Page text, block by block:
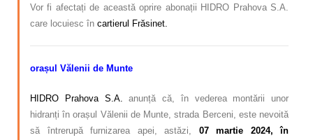
Vor fi afectați de această oprire abonații HIDRO Prahova S.A.
care locuiesc în cartierul Frăsinet.
orașul Vălenii de Munte
HIDRO Prahova S.A.
anunță că, în vederea montării unor
hidranți în orașul Vălenii de Munte, strada Berceni, este nevoită
să întrerupă furnizarea apei, astăzi, 07 martie 2024, în